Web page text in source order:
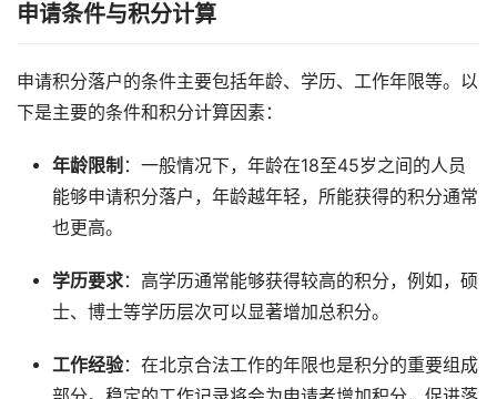
申请条件与积分计算
申请积分落户的条件主要包括年龄、学历、工作年限等。以
下是主要的条件和积分计算因素：
年龄限制 ：一般情况下，年龄在18至45岁之间的人员
能够申请积分落户，年龄越年轻，所能获得的积分通常
也更高。
学历要求：高学历通常能够获得较高的积分，例如，硕
士、博士等学历层次可以显著增加总积分。
工作经验：在北京合法工作的年限也是积分的重要组成